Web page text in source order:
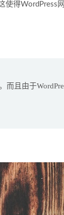
使得WordPress
且由于